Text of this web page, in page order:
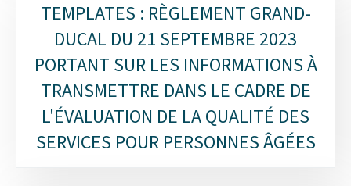
TEMPLATES : RÈGLEMENT GRAND-
DUCAL DU 21 SEPTEMBRE 2023
PORTANT SUR LES INFORMATIONS À
TRANSMETTRE DANS LE CADRE DE
L'ÉVALUATION DE LA QUALITÉ DES
SERVICES POUR PERSONNES ÂGÉES